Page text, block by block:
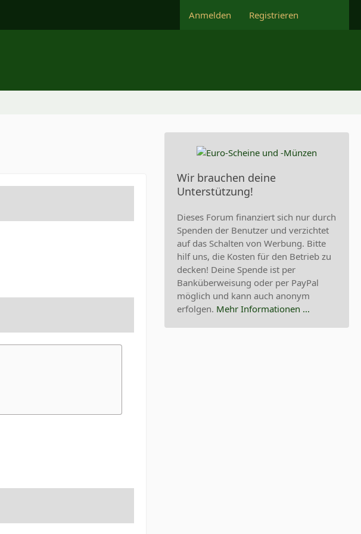
Anmelden Registrieren
Wir brauchen deine
Unterstützung!
Dieses Forum finanziert sich nur durch
Spenden der Benutzer und verzichtet
auf das Schalten von Werbung. Bitte
hilf uns, die Kosten für den Betrieb zu
decken! Deine Spende ist per
Banküberweisung oder per PayPal
möglich und kann auch anonym
erfolgen. Mehr Informationen ...